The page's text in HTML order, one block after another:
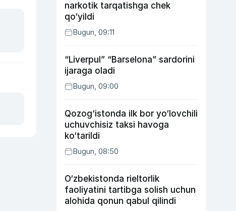
narkotik tarqatishga chek
qo‘yildi
Bugun, 09:11
“Liverpul” “Barselona” sardorini
ijaraga oladi
Bugun, 09:00
Qozog‘istonda ilk bor yo‘lovchili
uchuvchisiz taksi havoga
ko‘tarildi
Bugun, 08:50
O‘zbekistonda rieltorlik
faoliyatini tartibga solish uchun
alohida qonun qabul qilindi